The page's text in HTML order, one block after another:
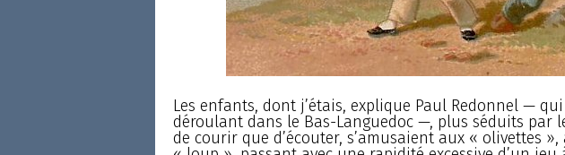
Les enfants, dont j’étais, explique Paul Redonnel —
déroulant dans le Bas-Languedoc —, plus séduits par
de courir que d’écouter, s’amusaient aux « olivettes »,